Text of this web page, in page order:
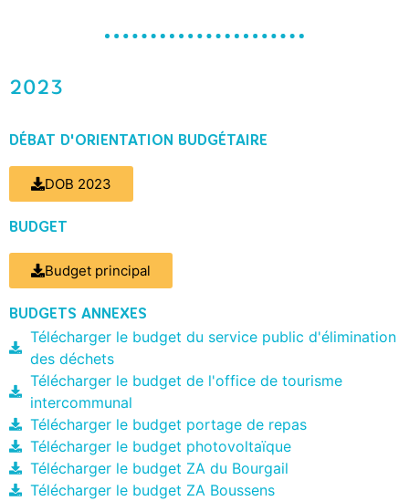
2023
DÉBAT D'ORIENTATION BUDGÉTAIRE
DOB 2023
BUDGET
Budget principal
BUDGETS ANNEXES
Télécharger le budget du service public d'élimination
des déchets
Télécharger le budget de l'office de tourisme
intercommunal
Télécharger le budget portage de repas
Télécharger le budget photovoltaïque
Télécharger le budget ZA du Bourgail
Télécharger le budget ZA Boussens